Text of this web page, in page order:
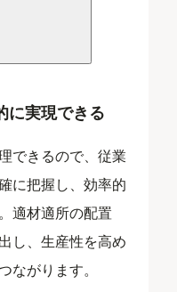
に実現できる
できるので、従業
に把握し、効率的
適材適所の配置
し、生産性を高め
ながります。